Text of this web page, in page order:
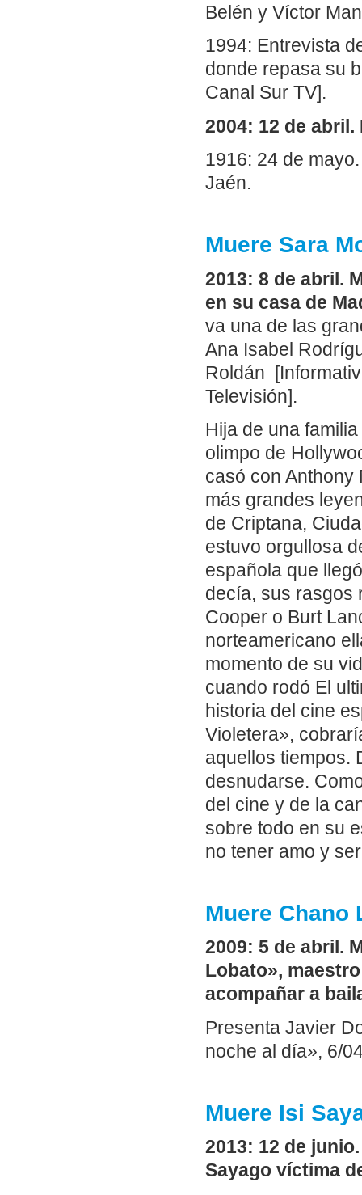
Belén y Víctor
1994: Entrevista
donde repasa su
Canal Sur TV].
2004: 12 de
1916: 24 de
Jaén.
Muere Sara
2013: 8 de abril.
en su casa de
va una de las
Ana Isabel
Roldán
Televisión].
Hija de una
olimpo de
casó con Anthony
más grandes
de Criptana,
estuvo orgullosa
española que
decía, sus rasgos
Cooper o Burt
norteamericano
momento de su
cuando rodó El
historia del cine
Violetera»,
aquellos tiempos.
desnudarse.
del cine y de la
sobre todo en su
no tener amo y
Muere Chano
2009: 5 de abril.
Lobato»,
acompañar a
Presenta Javier
noche al día», 6/
Muere Isi
2013: 12 de
Sayago víctima